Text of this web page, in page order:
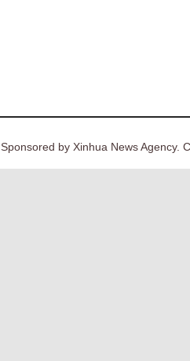
Sponsored by Xinhua News Agency.